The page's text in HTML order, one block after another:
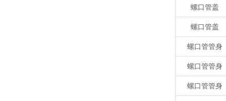
螺口管盖
螺口管盖
螺口管管身
螺口管管身
螺口管管身